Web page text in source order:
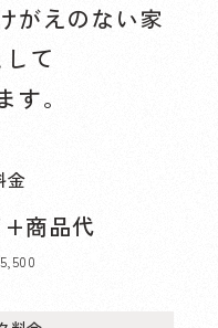
がえのない家
て
す。
金
+商品代